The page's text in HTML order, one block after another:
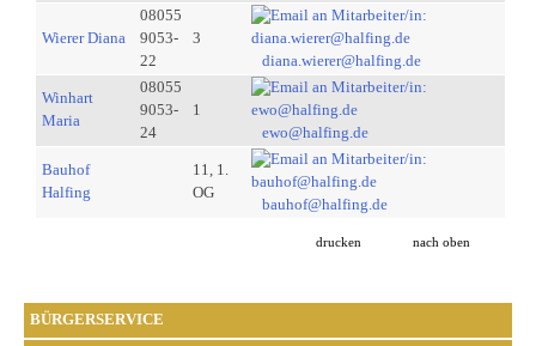
BÜRGERSERVICE
Wierer Diana
08055
9053-
22
3
diana.wierer@halfing.de
Winhart
Maria
08055
9053-
24
1
ewo@halfing.de
Bauhof
Halfing
11, 1.
OG
bauhof@halfing.de
drucken nach oben